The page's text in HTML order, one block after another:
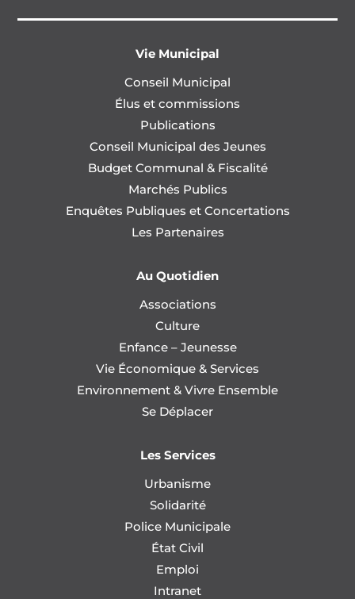
Vie Municipal
Conseil Municipal
Élus et commissions
Publications
Conseil Municipal des Jeunes
Budget Communal & Fiscalité
Marchés Publics
Enquêtes Publiques et Concertations
Les Partenaires
Au Quotidien
Associations
Culture
Enfance – Jeunesse
Vie Économique & Services
Environnement & Vivre Ensemble
Se Déplacer
Les Services
Urbanisme
Solidarité
Police Municipale
État Civil
Emploi
Intranet